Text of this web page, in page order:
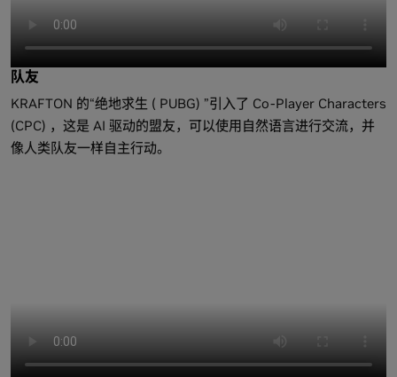
队友
KRAFTON 的“绝地求生 ( PUBG) ”引入了 Co-Player Characters
(CPC) ，这是 AI 驱动的盟友，可以使用自然语言进行交流，并
像人类队友一样自主行动。